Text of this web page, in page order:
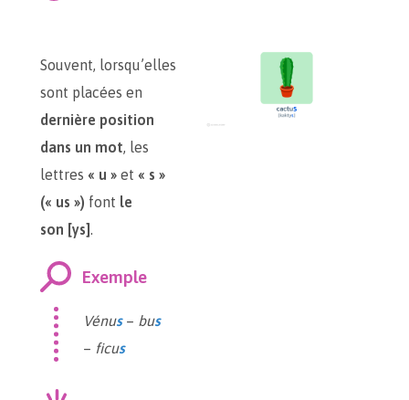
Souvent, lorsqu’elles
sont placées en
dernière position
dans un mot, les
lettres « u » et « s »
(« us ») font le
son [ys].
Exemple
Vénus– bus
– ficus